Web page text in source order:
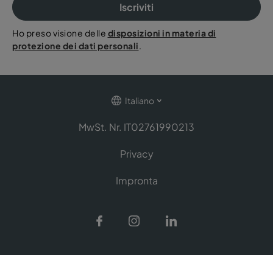
Iscriviti
Ho preso visione delle disposizioni in materia di
protezione dei dati personali.
Italiano
MwSt. Nr. IT02761990213
Privacy
Impronta